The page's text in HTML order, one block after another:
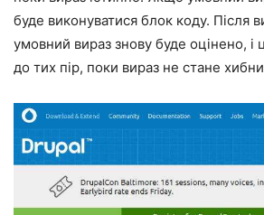
буде виконуватися блок коду. Після
умовний вираз знову буде оцінено, і
до тих пір, поки вираз не стане